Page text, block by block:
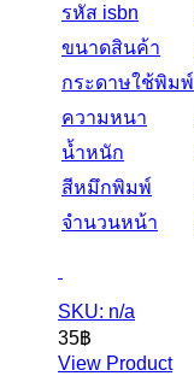
รหัส isbn
ขนาดสินค้า
กระดาษใช้พิมพ์
ความหนา
น้ำหนัก
สีหมึกพิมพ์
จำนวนหน้า
SKU: n/a
35฿
View Product